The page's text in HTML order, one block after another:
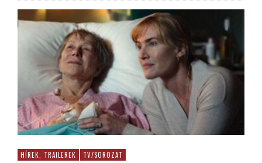
HÍREK, TRAILEREK TV/SOROZAT